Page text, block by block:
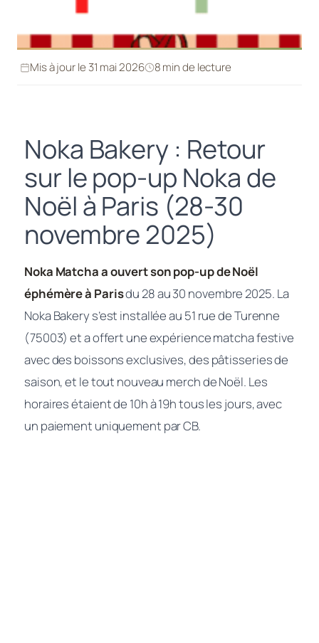
Mis à jour le 31 mai 2026 8 min de lecture
Noka Bakery : Retour
sur le pop-up Noka de
Noël à Paris (28-30
novembre 2025)
Noka Matcha a ouvert son pop-up de Noël
éphémère à Parisdu 28 au 30 novembre 2025. La
Noka Bakery s’est installée au 51 rue de Turenne
(75003) et a offert une expérience matcha festive
avec des boissons exclusives, des pâtisseries de
saison, et le tout nouveau merch de Noël. Les
horaires étaient de 10h à 19h tous les jours, avec
un paiement uniquement par CB.